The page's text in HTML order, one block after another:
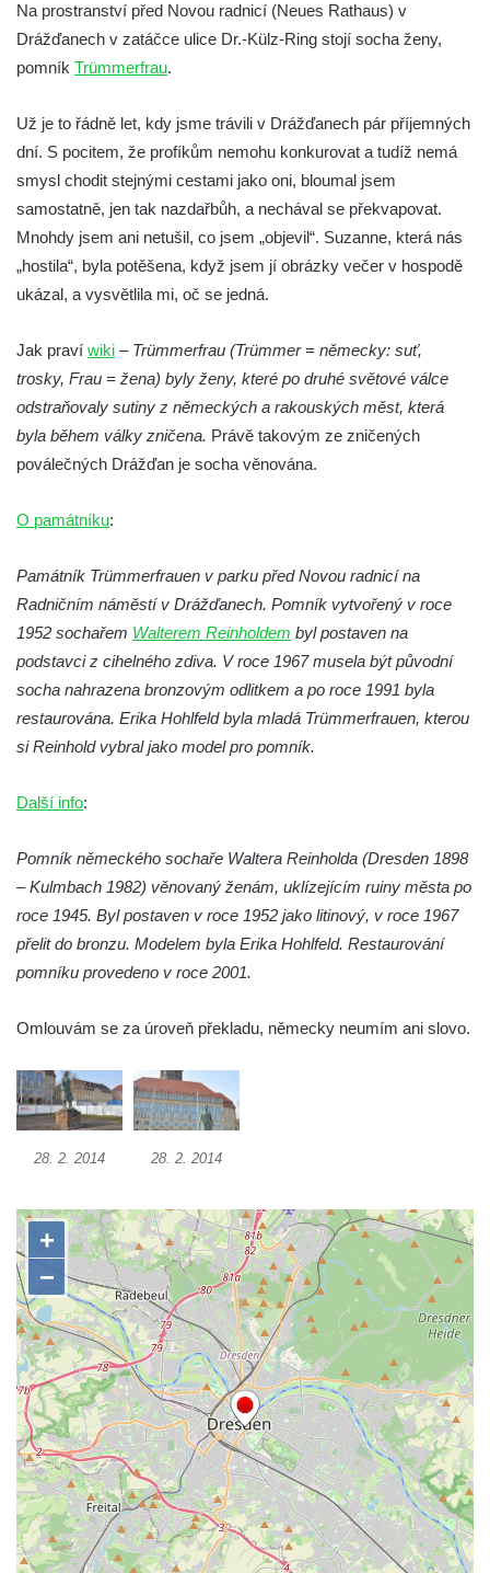
Socha Smilodon v ZOO Hluboká
Socha Plejtvák obrovský v ZOO Hluboká
Socha Medvěd jeskynní v ZOO Hluboká
Socha Mamutí lebka v ZOO Hluboká
Socha Mamut srstnatý v ZOO Hluboká
Socha Orel v ZOO Hluboká
Socha Vydry si hrají v ZOO Hluboká
Socha Matka příroda v ZOO Hluboká
Socha Lišky v ZOO Hluboká
Socha Kudlanka v ZOO Hluboká
Socha Vlčice s mládětem v ZOO Hluboká
Socha Orlice v ZOO Hluboká
Socha Želva v ZOO Hluboká
Socha Kozorožec horský v ZOO Hluboká
Socha Včela v ZOO Hluboká
Socha Housenka v ZOO Hluboká
Socha Nosorožík v ZOO Hluboká
Socha Beruška v ZOO Hluboká
Socha Volavka v ZOO Hluboká
Lavička Kůň Převalského v ZOO Hluboká
Lysá nad Labem, barokní město Šporkovo
Socha Roháč v ZOO Hluboká
Socha Mystik v ZOO Hluboká
Reliéf Rodina a práce na budově záložny
čp. 69/1 v Českých Budějovicích
Socha Jana Valeria Jirsíka u Černé věže v
Socha Krista klesajícího pod křížem u
kostela svatého Mikuláše v Českých
Budějovicích
Socha svatého Jana Nepomuckého u
kostela svaté Rodiny v Českých
Budějovicích
Socha S tebou v parku na Senovážném
náměstí v Českých Budějovicích
Socha Tornádo v parku na Senovážném
náměstí v Českých Budějovicích
Sousoší Humanoidi na Lannově třídě v
Českých Budějovicích
Na prostranství před Novou radnicí (Neues Rathaus) v
Drážďanech v zatáčce ulice Dr.-Külz-Ring stojí socha ženy,
pomník Trümmerfrau.
Už je to řádně let, kdy jsme trávili v Drážďanech pár příjemných
dní. S pocitem, že profíkům nemohu konkurovat a tudíž nemá
smysl chodit stejnými cestami jako oni, bloumal jsem
samostatně, jen tak nazdařbůh, a nechával se překvapovat.
Mnohdy jsem ani netušil, co jsem „objevil“. Suzanne, která nás
„hostila“, byla potěšena, když jsem jí obrázky večer v hospodě
ukázal, a vysvětlila mi, oč se jedná.
Jak praví wiki – Trümmerfrau (Trümmer = německy: suť,
trosky, Frau = žena) byly ženy, které po druhé světové válce
odstraňovaly sutiny z německých a rakouských měst, která
byla během války zničena. Právě takovým ze zničených
poválečných Drážďan je socha věnována.
O památníku:
Památník Trümmerfrauen v parku před Novou radnicí na
Radničním náměstí v Drážďanech. Pomník vytvořený v roce
1952 sochařem Walterem Reinholdem byl postaven na
podstavci z cihelného zdiva. V roce 1967 musela být původní
socha nahrazena bronzovým odlitkem a po roce 1991 byla
restaurována. Erika Hohlfeld byla mladá Trümmerfrauen, kterou
si Reinhold vybral jako model pro pomník.
Další info:
Pomník německého sochaře Waltera Reinholda (Dresden 1898
– Kulmbach 1982) věnovaný ženám, uklízejícím ruiny města po
roce 1945. Byl postaven v roce 1952 jako litinový, v roce 1967
přelit do bronzu. Modelem byla Erika Hohlfeld. Restaurování
pomníku provedeno v roce 2001.
Omlouvám se za úroveň překladu, německy neumím ani slovo.
28. 2. 2014 28. 2. 2014